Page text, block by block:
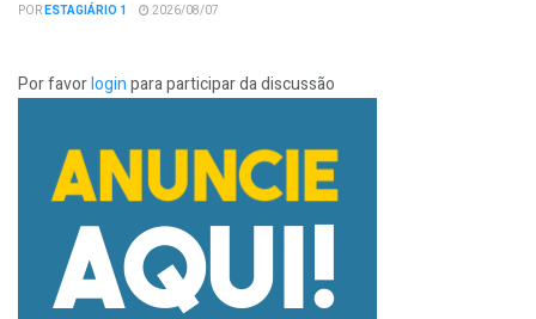
PORESTAGIÁRIO 1 2026/08/07
Por favorloginpara participar da discussão